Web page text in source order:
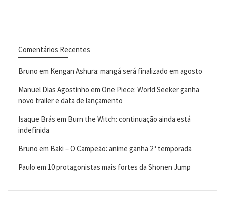
Comentários Recentes
Bruno em Kengan Ashura: mangá será finalizado em agosto
Manuel Dias Agostinho em One Piece: World Seeker ganha
novo trailer e data de lançamento
Isaque Brás em Burn the Witch: continuação ainda está
indefinida
Bruno em Baki – O Campeão: anime ganha 2ª temporada
Paulo em 10 protagonistas mais fortes da Shonen Jump